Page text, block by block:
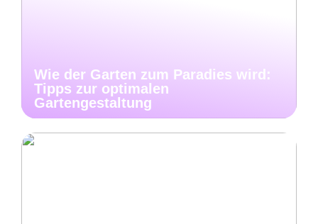
Wie der Garten zum Paradies wird:
Tipps zur optimalen
Gartengestaltung